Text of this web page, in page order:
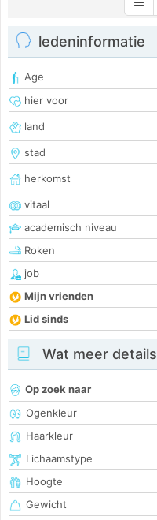
ledeninformatie
Age
hier voor
land
stad
herkomst
vitaal
academisch niveau
Roken
job
Mijn vrienden
Lid sinds
Wat meer details
Op zoek naar
Ogenkleur
Haarkleur
Lichaamstype
Hoogte
Gewicht